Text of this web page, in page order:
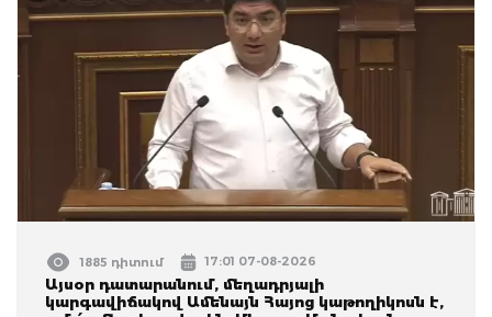
1885 դիտում 17:01 07-08-2026
Այսօր դատարանում, մեղադրյալի
կարգավիճակով Ամենայն Հայոց կաթողիկոսն է,